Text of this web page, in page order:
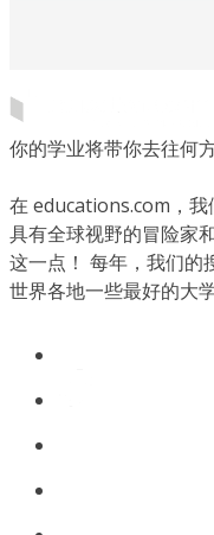
你的学业将带你去往何
在 educations.com，
具有全球视野的冒险家
这一点！ 每年，我们的
世界各地一些最好的大